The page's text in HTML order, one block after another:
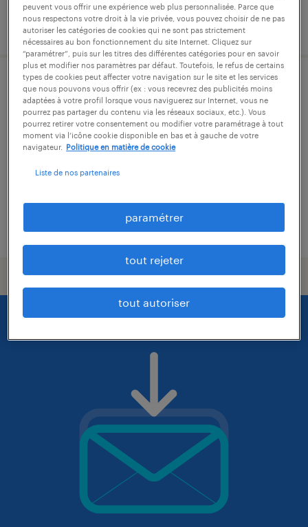
publié le 7 juillet 2026
agent de fonderie (f/h)
brousseval, haute-marne
intérim
publié le 7 août 2026
peuvent vous offrir une expérience web plus personnalisée. Parce que
nous respectons votre droit à la vie privée, vous pouvez choisir de ne pas
autoriser les catégories de cookies qui ne sont pas strictement
nécessaires au bon fonctionnement du site Internet. Cliquez sur
“paramétrer”, puis sur les titres des différentes catégories pour en savoir
plus et modifier nos paramètres par défaut. Toutefois, le refus de certains
types de cookies peut affecter votre navigation sur le site et les services
que nous pouvons vous offrir (ex : vous recevrez des publicités moins
adaptées à votre profil lorsque vous naviguerez sur Internet, vous ne
pourrez pas partager du contenu via les réseaux sociaux, etc.). Vous
pourrez retirer votre consentement ou modifier votre paramétrage à tout
moment via l’icône cookie disponible en bas et à gauche de votre
navigateur.
Politique en matière de cookie
Liste de nos partenaires
paramétrer
tout rejeter
tout autoriser